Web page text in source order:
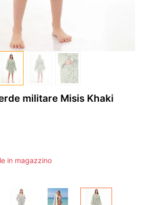
militare Misis Khaki
in magazzino